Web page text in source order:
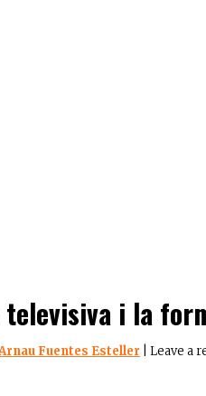
i la
Fuentes Esteller Leave a